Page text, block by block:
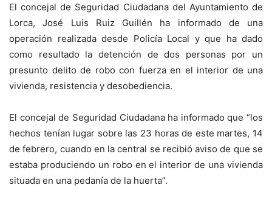
El concejal de Seguridad Ciudadana del Ayuntamiento de
Lorca, José Luis Ruiz Guillén ha informado de una
operación realizada desde Policía Local y que ha dado
como resultado la detención de dos personas por un
presunto delito de robo con fuerza en el interior de una
vivienda, resistencia y desobediencia.
El concejal de Seguridad Ciudadana ha informado que “los
hechos tenían lugar sobre las 23 horas de este martes, 14
de febrero, cuando en la central se recibió aviso de que se
estaba produciendo un robo en el interior de una vivienda
situada en una pedanía de la huerta”.